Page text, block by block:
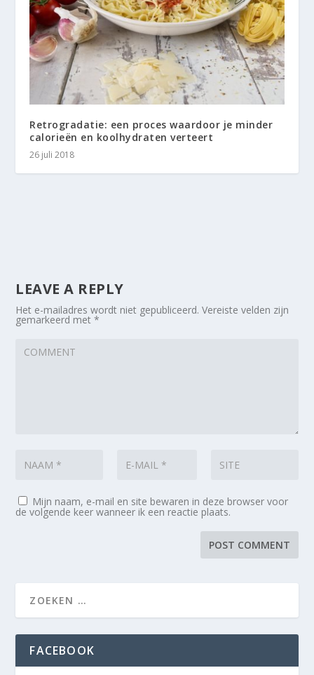
Retrogradatie: een proces waardoor je minder
calorieën en koolhydraten verteert
26 juli 2018
LEAVE A REPLY
Het e-mailadres wordt niet gepubliceerd. Vereiste velden zijn
gemarkeerd met*
Mijn naam, e-mail en site bewaren in deze browser voor
de volgende keer wanneer ik een reactie plaats.
FACEBOOK